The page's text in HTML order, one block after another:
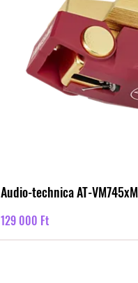
Audio-technica AT-
Ár
129 000 Ft